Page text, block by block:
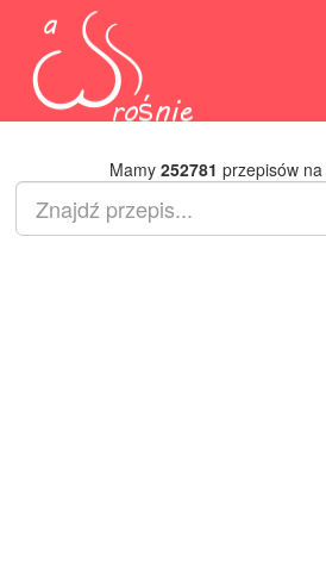
Mamy 252781 przepisów na